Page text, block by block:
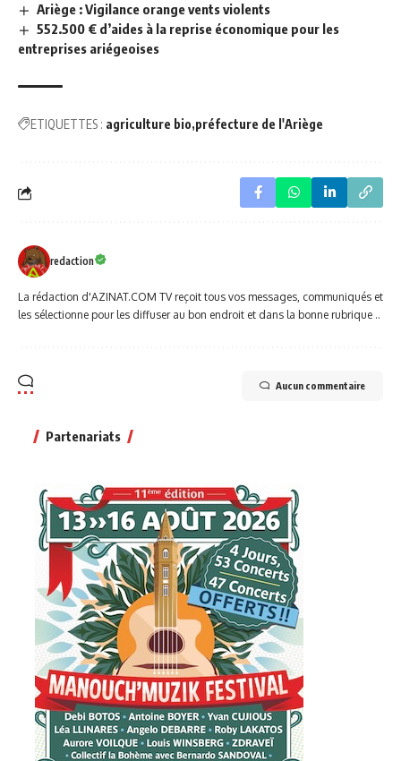
Ariège : Vigilance orange vents violents
552.500 € d’aides à la reprise économique pour les
entreprises ariégeoises
ETIQUETTES : agriculture bio préfecture de l'Ariège
redaction
La rédaction d'AZINAT.COM TV reçoit tous vos messages, communiqués et
les sélectionne pour les diffuser au bon endroit et dans la bonne rubrique ..
Aucun commentaire
Partenariats